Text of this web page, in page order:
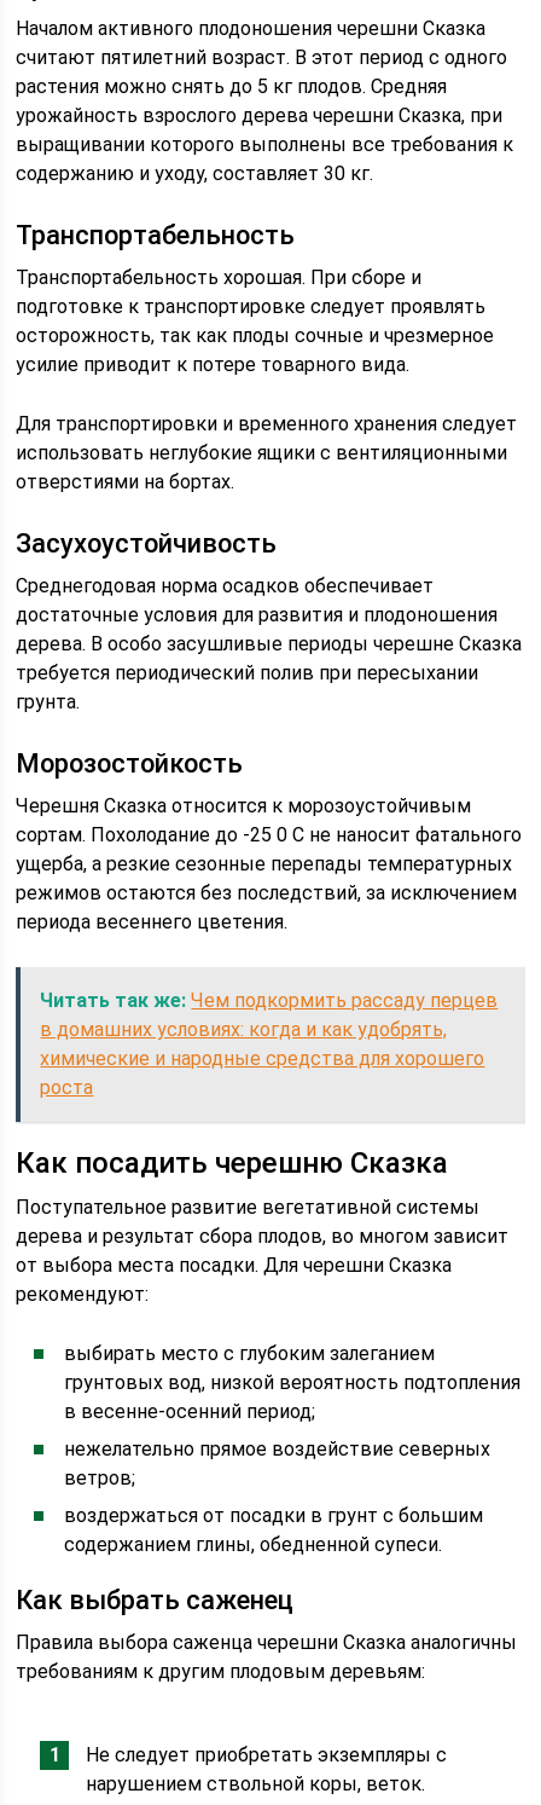
Началом активного плодоношения черешни Сказка
считают пятилетний возраст. В этот период с одного
растения можно снять до 5 кг плодов. Средняя
урожайность взрослого дерева черешни Сказка, при
выращивании которого выполнены все требования к
содержанию и уходу, составляет 30 кг.
Транспортабельность
Транспортабельность хорошая. При сборе и
подготовке к транспортировке следует проявлять
осторожность, так как плоды сочные и чрезмерное
усилие приводит к потере товарного вида.
Для транспортировки и временного хранения следует
использовать неглубокие ящики с вентиляционными
отверстиями на бортах.
Засухоустойчивость
Среднегодовая норма осадков обеспечивает
достаточные условия для развития и плодоношения
дерева. В особо засушливые периоды черешне Сказка
требуется периодический полив при пересыхании
грунта.
Морозостойкость
Черешня Сказка относится к морозоустойчивым
сортам. Похолодание до -25 0 С не наносит фатального
ущерба, а резкие сезонные перепады температурных
режимов остаются без последствий, за исключением
периода весеннего цветения.
Читать так же: Чем подкормить рассаду перцев
в домашних условиях: когда и как удобрять,
химические и народные средства для хорошего
роста
Как посадить черешню Сказка
Поступательное развитие вегетативной системы
дерева и результат сбора плодов, во многом зависит
от выбора места посадки. Для черешни Сказка
рекомендуют:
выбирать место с глубоким залеганием
грунтовых вод, низкой вероятность подтопления
в весенне-осенний период;
нежелательно прямое воздействие северных
ветров;
воздержаться от посадки в грунт с большим
содержанием глины, обедненной супеси.
Как выбрать саженец
Правила выбора саженца черешни Сказка аналогичны
требованиям к другим плодовым деревьям:
Не следует приобретать экземпляры с
нарушением ствольной коры, веток.